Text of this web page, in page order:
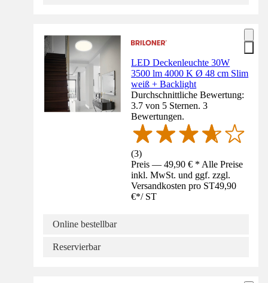
LED Deckenleuchte 30W
3500 lm 4000 K Ø 48 cm Slim
weiß + Backlight
Durchschnittliche Bewertung:
3.7 von 5 Sternen. 3
Bewertungen.
(3)
Preis — 49,90 € * Alle Preise
inkl. MwSt. und ggf. zzgl.
Versandkosten pro ST49,90
€*/ ST
Online bestellbar
Reservierbar